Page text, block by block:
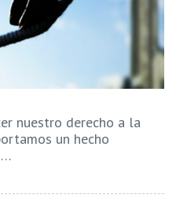
nuestro derecho a la
un hecho